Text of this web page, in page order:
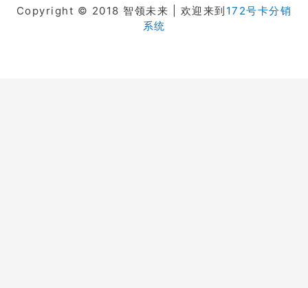
Copyright © 2018 智领未来 | 欢迎来到 172号卡分销
系统